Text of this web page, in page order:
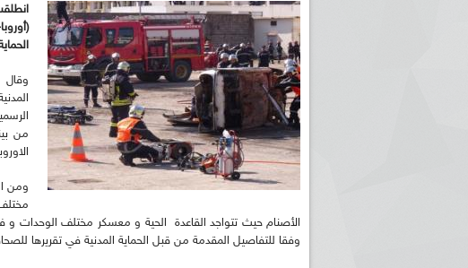
الحماية
وقال
ومن
الأصنام حيث تتواجد القاعدة الحية و معسكر مختلف
وفقا للتفاصيل المقدمة من قبل الحماية المدنية في تقريرها